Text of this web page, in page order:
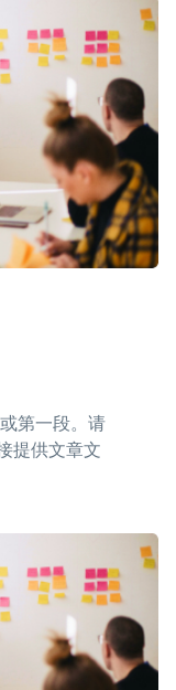
第一段。请
提供文章文